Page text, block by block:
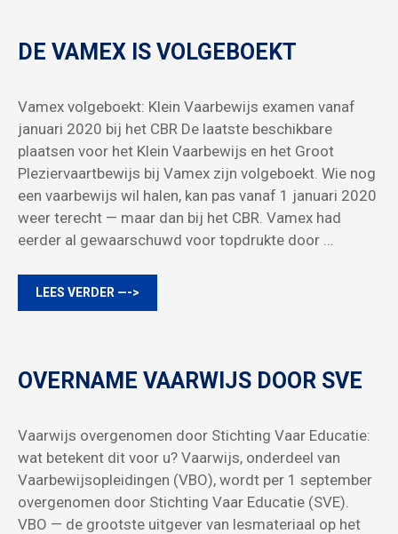
DE VAMEX IS VOLGEBOEKT
Vamex volgeboekt: Klein Vaarbewijs examen vanaf
januari 2020 bij het CBR De laatste beschikbare
plaatsen voor het Klein Vaarbewijs en het Groot
Pleziervaartbewijs bij Vamex zijn volgeboekt. Wie nog
een vaarbewijs wil halen, kan pas vanaf 1 januari 2020
weer terecht — maar dan bij het CBR. Vamex had
eerder al gewaarschuwd voor topdrukte door …
LEES VERDER —->
OVERNAME VAARWIJS DOOR SVE
Vaarwijs overgenomen door Stichting Vaar Educatie:
wat betekent dit voor u? Vaarwijs, onderdeel van
Vaarbewijsopleidingen (VBO), wordt per 1 september
overgenomen door Stichting Vaar Educatie (SVE).
VBO — de grootste uitgever van lesmateriaal op het